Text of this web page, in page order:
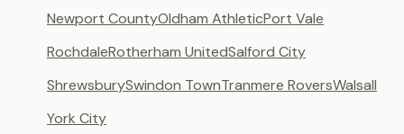
Newport CountyOldham AthleticPort Vale
RochdaleRotherham UnitedSalford City
ShrewsburySwindon TownTranmere RoversWalsall
York City